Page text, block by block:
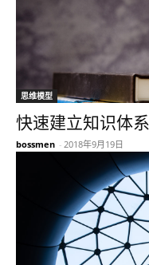
思维模型
快速建立知识体
bossmen - 2018年9月19日